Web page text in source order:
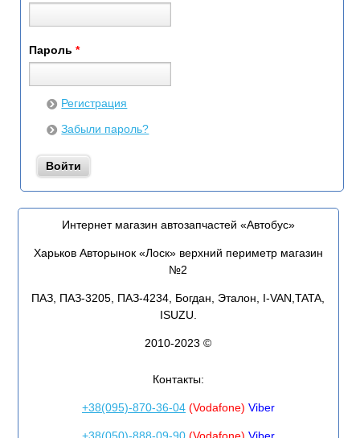
Пароль *
Регистрация
Забыли пароль?
Интернет магазин автозапчастей «Автобус»
Харьков Авторынок «Лоск» верхний периметр магазин
№2
ПАЗ, ПАЗ-3205, ПАЗ-4234, Богдан, Эталон, I-VAN,TATA,
ISUZU.
2010-2023 ©
Контакты:
+38(095)-870-36-04(Vodafone) Viber